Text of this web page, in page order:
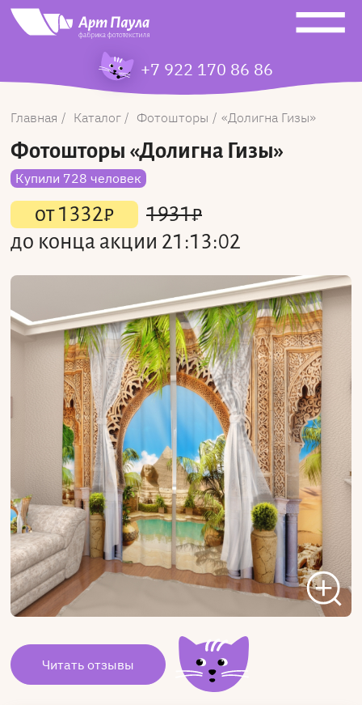
+7 922 170 86 86
Главная Каталог Фотошторы Долигна Гизы
Фотошторы «Долигна Гизы»
Купили 728 человек
от1332₽ 1931₽
до конца акции 21:13:02
Читать отзывы